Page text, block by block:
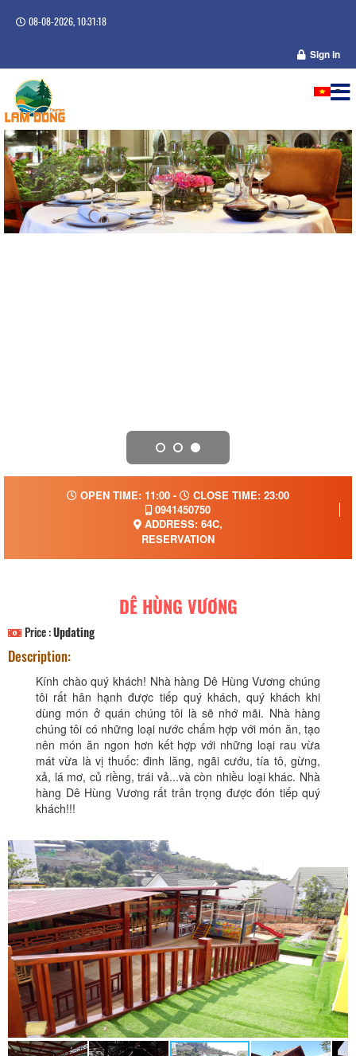
08-08-2026, 10:31:19
Sign in
OPEN TIME: 11:00 -
CLOSE TIME: 23:00
0941450750
ADDRESS: 64C,
RESERVATION
DÊ HÙNG VƯƠNG
Price :Updating
Description:
Kính chào quý khách! Nhà hàng Dê Hùng Vương chúng
tôi rất hân hạnh được tiếp quý khách, quý khách khi
dùng món ở quán chúng tôi là sẽ nhớ mãi. Nhà hàng
chúng tôi có những loại nước chấm hợp với món ăn, tạo
nên món ăn ngon hơn kết hợp với những loại rau vừa
mát vừa là vị thuốc: đinh lăng, ngãi cướu, tía tô, gừng,
xả, lá mơ, củ riềng, trái vả...và còn nhiều loại khác. Nhà
hàng Dê Hùng Vương rất trân trọng được đón tiếp quý
khách!!!